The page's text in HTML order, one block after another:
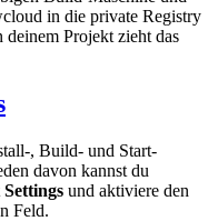
in die private Registry
Projekt zieht das
, Build- und Start-
davon kannst du
und aktiviere den
Feld.